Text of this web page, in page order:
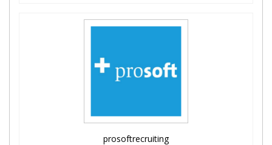
prosoftrecruiting